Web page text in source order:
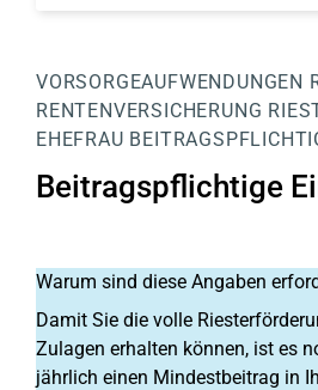
VORSORGEAUFWENDUNGEN
RENTENVERSICHERUNG
EHEFRAU
Beitragspflichtige
Warum sind diese Angaben
Damit Sie die volle
Zulagen erhalten können, ist es
jährlich einen Mindestbeitrag in